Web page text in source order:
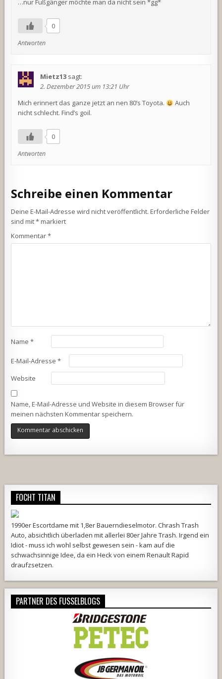
…nur Fußgänger möchte man da nicht sein *gg*
0
Antworten
Mietz13 sagt:
2. Dezember 2015 um 13:21 Uhr
Mich erinnert das ganze jetzt an nen 80’s Toyota.
Auch
nicht schlecht. Find’s goil.
0
Antworten
Schreibe einen Kommentar
Deine E-Mail-Adresse wird nicht veröffentlicht. Erforderliche Felder
sind mit*markiert
Kommentar*
Name*
E-Mail-Adresse*
Website
Name, E-Mail-Adresse und Website in diesem Browser für
meinen nächsten Kommentar speichern.
FOCHT TITAN
1990er Escortdame mit 1,8er Bauerndieselmotor. Chrash Trash
Auto, absichtlich überladen mit allerlei 80er Jahre Trash. Irgend ein
Idiot - muss ich wohl selbst gewesen sein - kam auf die
schwachsinnige Idee, da ein Heck von einem Renault Rapid
draufzsetzen.
PARTNER DES FUSSELBLOGS